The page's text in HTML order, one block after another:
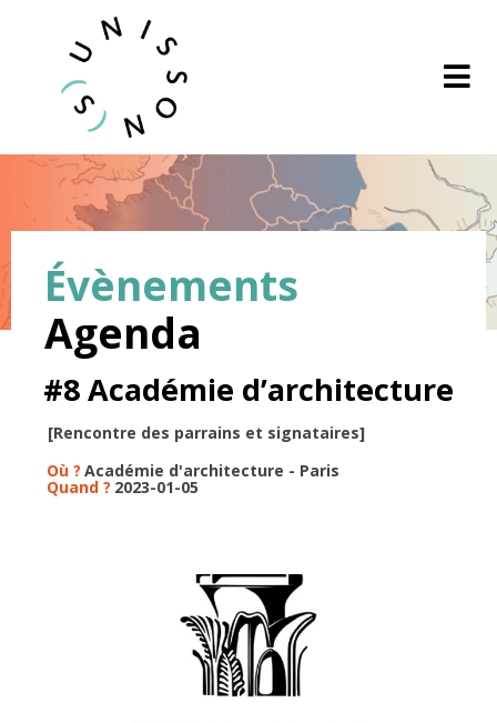
Signez le manifeste
Évènements
Agenda
#8 Académie d’architecture
[Rencontre des parrains et signataires]
Où ? Académie d'architecture - Paris
Quand ? 2023-01-05